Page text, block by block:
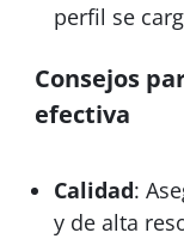
perfil se
Consejos
efectiva
Calidad:
y de alta